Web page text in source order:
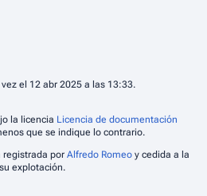
el 12 abr 2025 a las 13:33.
la licencia Licencia de documentación
que se indique lo contrario.
registrada por Alfredo Romeo y cedida a la
explotación.